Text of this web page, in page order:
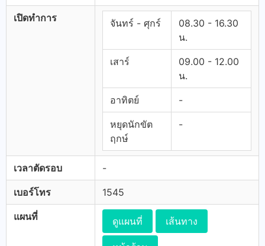
เปิดทำการ จันทร์ - ศุกร์
08.30 - 16.30
น.
เสาร์
09.00 - 12.00
น.
อาทิตย์ -
หยุดนักขัต
ฤกษ์
-
เวลาตัดรอบ -
เบอร์โทร 1545
แผนที่ ดูแผนที่ เส้นทาง